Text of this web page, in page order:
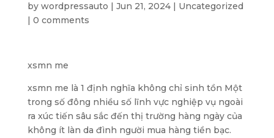
by wordpressauto | Jun 21, 2024| Uncategorized
| 0 comments
xsmn me
xsmn me là 1 định nghĩa không chỉ sinh tồn Một
trong số đông nhiều số lĩnh vực nghiệp vụ ngoài
ra xúc tiến sâu sắc đến thị trường hàng ngày của
không ít làn da đình người mua hàng tiền bạc.